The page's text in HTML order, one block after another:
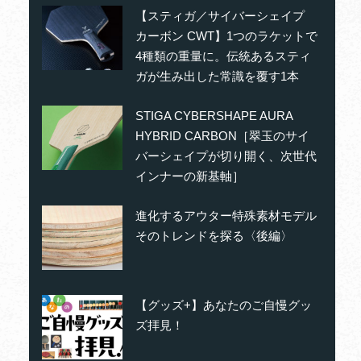
【スティガ／サイバーシェイプ
カーボン CWT】1つのラケットで
4種類の重量に。伝統あるスティ
ガが生み出した常識を覆す1本
STIGA CYBERSHAPE AURA
HYBRID CARBON［翠玉のサイ
バーシェイプが切り開く、次世代
インナーの新基軸］
進化するアウター特殊素材モデル
そのトレンドを探る〈後編〉
【グッズ+】あなたのご自慢グッ
ズ拝見！